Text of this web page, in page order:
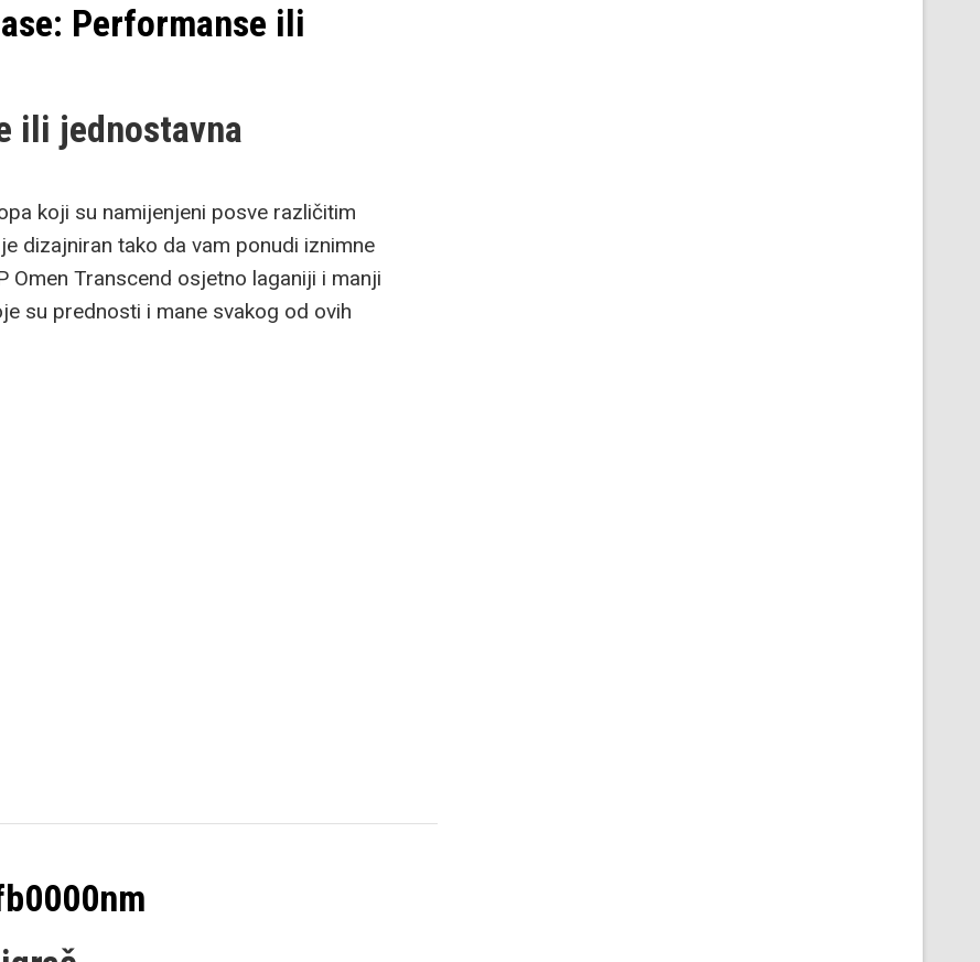
Performanse ili
ili jednostavna
koji su namijenjeni posve različitim
dizajniran tako da vam ponudi iznimne
Transcend osjetno laganiji i manji
su prednosti i mane svakog od ovih